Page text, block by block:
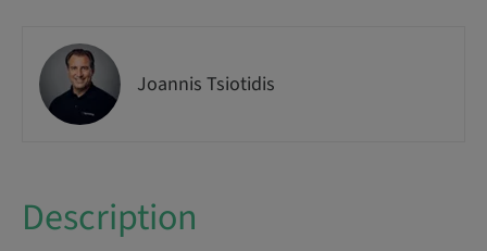
Joannis Tsiotidis
Description